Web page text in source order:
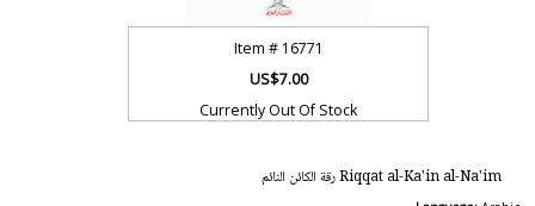
Item # 16771
US$7.00
Currently Out Of Stock
Riqqat al-Ka'in al-Na'im رقة الكائن النائم